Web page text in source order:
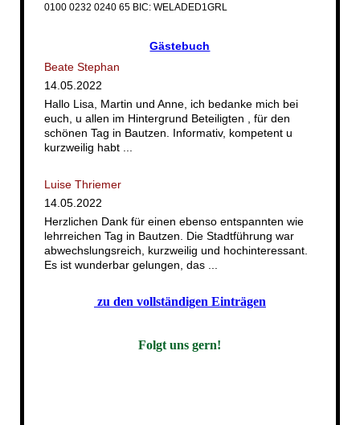
0100 0232 0240 65 BIC: WELADED1GRL
Gästebuch
Beate Stephan
14.05.2022
Hallo Lisa, Martin und Anne, ich bedanke mich bei
euch, u allen im Hintergrund Beteiligten , für den
schönen Tag in Bautzen. Informativ, kompetent u
kurzweilig habt ...
Luise Thriemer
14.05.2022
Herzlichen Dank für einen ebenso entspannten wie
lehrreichen Tag in Bautzen. Die Stadtführung war
abwechslungsreich, kurzweilig und hochinteressant.
Es ist wunderbar gelungen, das ...
zu den vollständigen Einträgen
Folgt uns gern!